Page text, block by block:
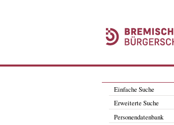
Einfache Suche
Erweiterte Suche
Personendatenbank